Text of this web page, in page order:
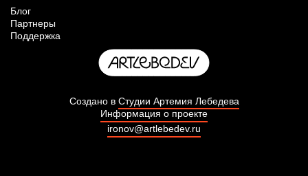
Блог
Партнеры
Поддержка
Создано в Студии Артемия Лебедева
Информация о проекте
ironov@artlebedev.ru